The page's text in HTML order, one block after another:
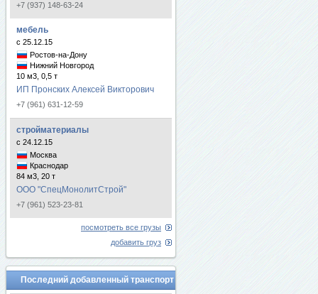
+7 (937) 148-63-24
мебель
с 25.12.15
Ростов-на-Дону
Нижний Новгород
10 м3, 0,5 т
ИП Пронских Алексей Викторович
+7 (961) 631-12-59
стройматериалы
с 24.12.15
Москва
Краснодар
84 м3, 20 т
ООО "СпецМонолитСтрой"
+7 (961) 523-23-81
посмотреть все грузы
добавить груз
Последний добавленный транспорт